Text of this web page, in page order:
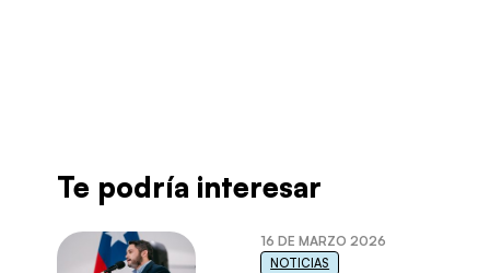
Te podría interesar
16 DE MARZO 2026
NOTICIAS